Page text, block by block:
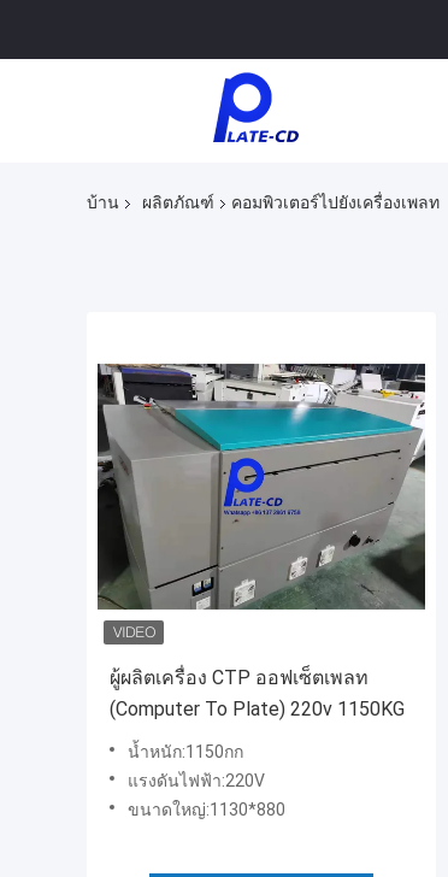
บ้าน ผลิตภัณฑ์ คอมพิวเตอร์ไปยังเครื่องเพลท
ผู้ผลิตเครื่อง CTP ออฟเซ็ตเพลท
(Computer To Plate) 220v 1150KG
น้ำหนัก:1150กก
แรงดันไฟฟ้า:220V
ขนาดใหญ่:1130*880